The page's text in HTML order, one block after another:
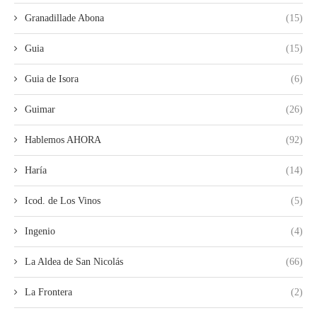
Granadillade Abona (15)
Guia (15)
Guia de Isora (6)
Guimar (26)
Hablemos AHORA (92)
Haría (14)
Icod. de Los Vinos (5)
Ingenio (4)
La Aldea de San Nicolás (66)
La Frontera (2)